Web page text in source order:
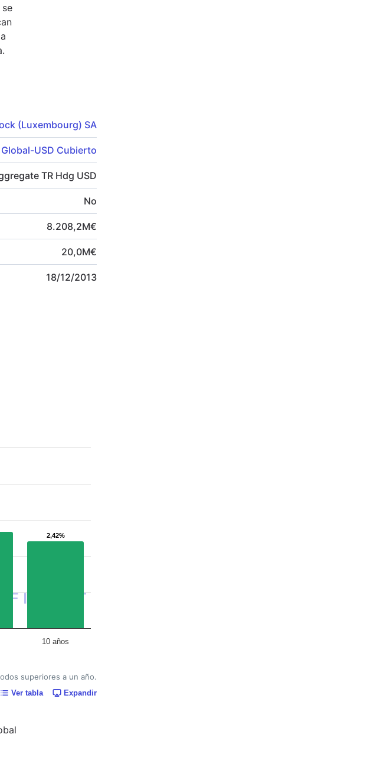
(Luxembourg) SA
Global-USD Cubierto
TR Hdg USD
No
8.208,2M€
20,0M€
18/12/2013
2,42%
2,42%
10 años
superiores a un año.
Ver tabla Expandir